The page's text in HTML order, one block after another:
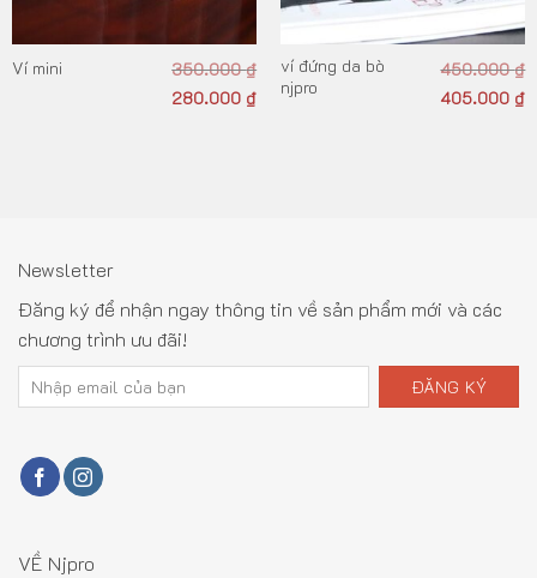
Ví mini 350.000₫
280.000 ₫
ví đứng da bò
njpro
450.000₫
405.000 ₫
Newsletter
Đăng ký để nhận ngay thông tin về sản phẩm mới và các
chương trình ưu đãi!
VỀ Njpro